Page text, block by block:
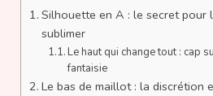
Silhouette en A : le secret pour
sublimer
Le haut qui change tout : cap
fantaisie
Le bas de maillot : la discrétion